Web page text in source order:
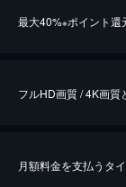
最大40%※ポイント還
※40％ポイント還元の対
フルHD画質 / 4K画質
月額料金を支払うタ